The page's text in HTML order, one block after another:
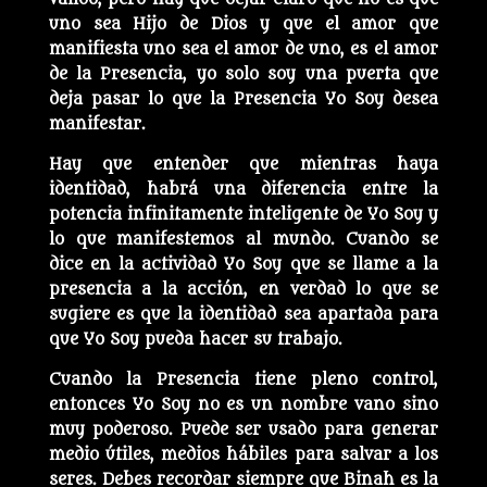
uno sea Hijo de Dios y que el amor que
manifiesta uno sea el amor de uno, es el amor
de la Presencia, yo solo soy una puerta que
deja pasar lo que la Presencia Yo Soy desea
manifestar.
Hay que entender que mientras haya
identidad, habrá una diferencia entre la
potencia infinitamente inteligente de Yo Soy y
lo que manifestemos al mundo. Cuando se
dice en la actividad Yo Soy que se llame a la
presencia a la acción, en verdad lo que se
sugiere es que la identidad sea apartada para
que Yo Soy pueda hacer su trabajo.
Cuando la Presencia tiene pleno control,
entonces Yo Soy no es un nombre vano sino
muy poderoso. Puede ser usado para generar
medio útiles, medios hábiles para salvar a los
seres. Debes recordar siempre que Binah es la